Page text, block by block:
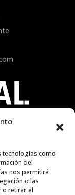
tecnologías como
del
nos permitirá
o las
o retirar el